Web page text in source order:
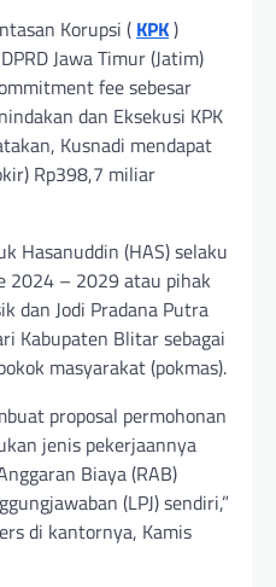
Korupsi ( KPK)
Jawa Timur (Jatim)
fee sebesar
dan Eksekusi KPK
Kusnadi mendapat
Rp398,7 miliar
Hasanuddin (HAS) selaku
2024 – 2029 atau pihak
dan Jodi Pradana Putra
Kabupaten Blitar sebagai
masyarakat (pokmas).
proposal permohonan
jenis pekerjaannya
Biaya (RAB)
(LPJ) sendiri,”
di kantornya, Kamis